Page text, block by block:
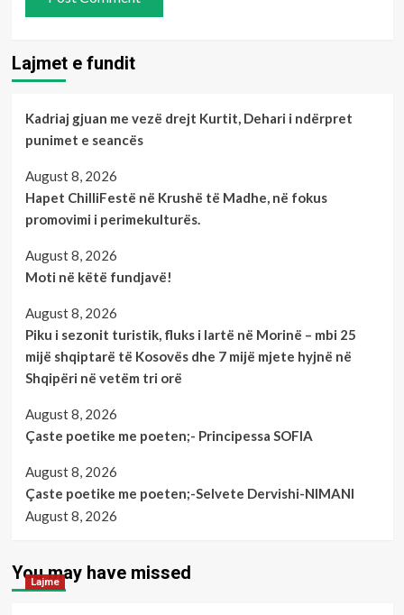
Lajmet e fundit
Kadriaj gjuan me vezë drejt Kurtit, Dehari i ndërpret
punimet e seancës
August 8, 2026
Hapet ChilliFestë në Krushë të Madhe, në fokus
promovimi i perimekulturës.
August 8, 2026
Moti në këtë fundjavë!
August 8, 2026
Piku i sezonit turistik, fluks i lartë në Morinë – mbi 25
mijë shqiptarë të Kosovës dhe 7 mijë mjete hyjnë në
Shqipëri në vetëm tri orë
August 8, 2026
Çaste poetike me poeten;- Principessa SOFIA
August 8, 2026
Çaste poetike me poeten;-Selvete Dervishi-NIMANI
August 8, 2026
You may have missed
Lajme